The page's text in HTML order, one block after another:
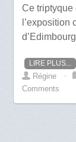
Ce triptyque
LIRE PLUS...
Régine ⋅
Comments